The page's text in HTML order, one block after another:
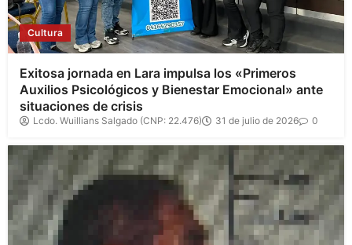
Cultura
Exitosa jornada en Lara impulsa los «Primeros
Auxilios Psicológicos y Bienestar Emocional» ante
situaciones de crisis
Lcdo. Wuillians Salgado (CNP: 22.476) 31 de julio de 2026 0